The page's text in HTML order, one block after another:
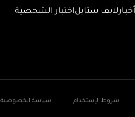
أخبارلايف ستايلاختبار الشخصية
شروط الإستخدام سياسة الخصوصية